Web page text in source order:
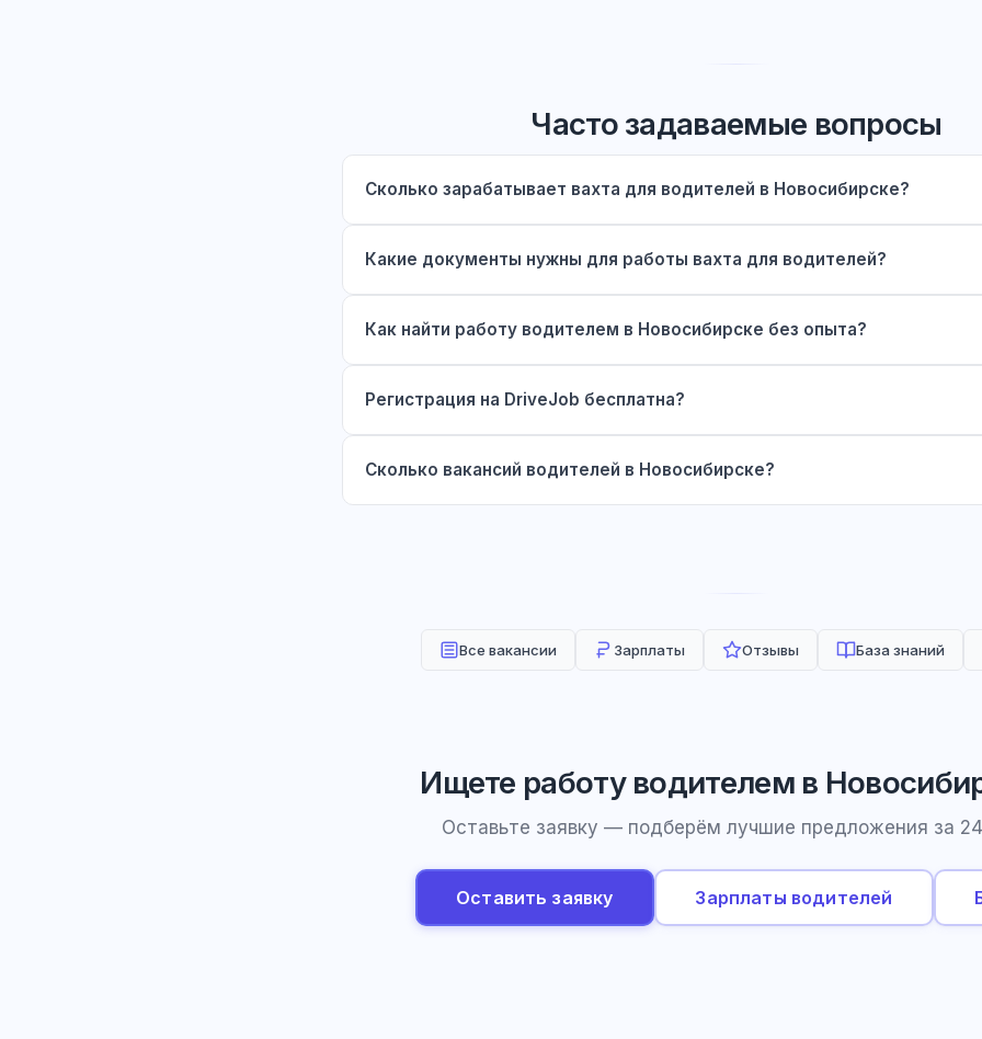
Часто задаваемые вопросы
Сколько зарабатывает вахта для водителей в Новосибирске?
Какие документы нужны для работы вахта для водителей?
Как найти работу водителем в Новосибирске без опыта?
Регистрация на DriveJob бесплатна?
Сколько вакансий водителей в Новосибирске?
Все вакансии Зарплаты Отзывы База знаний
Ищете работу водителем в
Оставьте заявку — подберём лучшие предложения за
Оставить заявку Зарплаты водителей